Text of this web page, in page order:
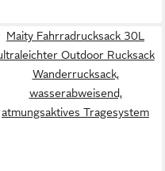
Maity Fahrradrucksack 30L
Outdoor Rucksack
Wanderrucksack,
wasserabweisend,
atmungsaktives Tragesystem